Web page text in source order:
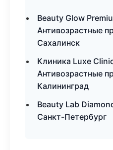
Beauty Glow
Антивозрастные
Сахалинск
Клиника Luxe
Антивозрастные
Калининград
Beauty Lab
Санкт-Петербург